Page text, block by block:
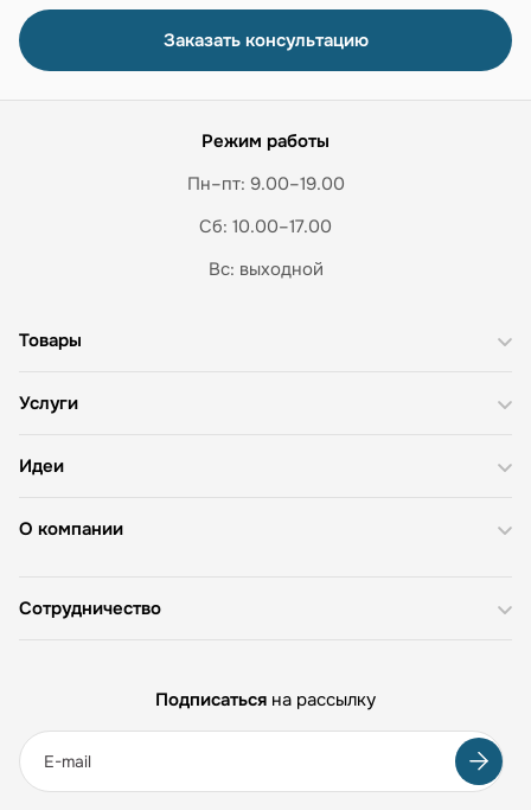
Заказать консультацию
Режим работы
Пн–пт: 9.00–19.00
Сб: 10.00–17.00
Вс: выходной
О компании
Товары
Услуги
Идеи
Сотрудничество
Подписаться на рассылку